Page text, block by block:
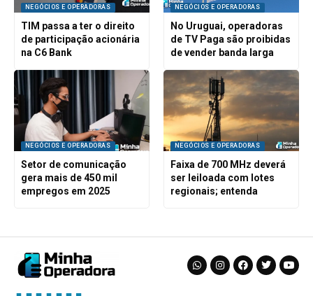
NEGÓCIOS E OPERADORAS
TIM passa a ter o direito
de participação acionária
na C6 Bank
NEGÓCIOS E OPERADORAS
No Uruguai, operadoras
de TV Paga são proibidas
de vender banda larga
NEGÓCIOS E OPERADORAS
Setor de comunicação
gera mais de 450 mil
empregos em 2025
NEGÓCIOS E OPERADORAS
Faixa de 700 MHz deverá
ser leiloada com lotes
regionais; entenda